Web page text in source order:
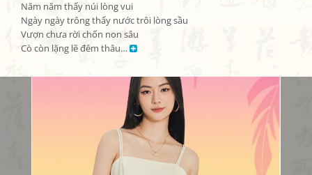
Năm năm thấy núi lòng vui
Ngày ngày trông thấy nước trôi lòng sầu
Vượn chưa rời chốn non sâu
Cò còn lặng lẽ đêm thâu…